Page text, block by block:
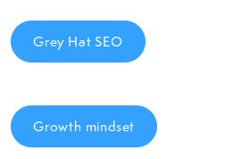
Grey Hat SEO
Growth mindset